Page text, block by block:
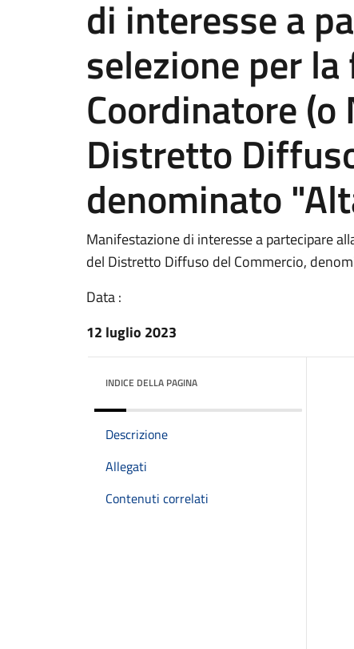
di interesse a
selezione per
Coordinatore (o
Distretto
denominato
Manifestazione di interesse a partecipare
del Distretto Diffuso del Commercio,
Data :
12 luglio 2023
INDICE DELLA PAGINA
Descrizione
Allegati
Contenuti correlati